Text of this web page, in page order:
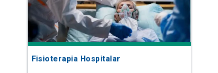
Fisioterapia Hospitalar